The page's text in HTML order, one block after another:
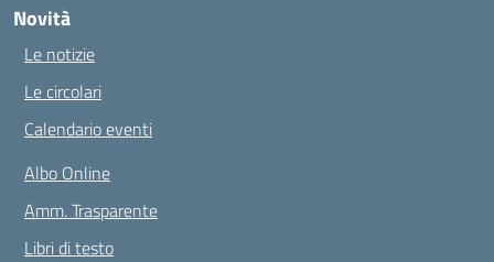
Novità
Le notizie
Le circolari
Calendario eventi
Albo Online
Amm. Trasparente
Libri di testo